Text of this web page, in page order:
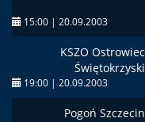
15:00 | 20.09.2003
KSZO Ostrowiec
Świętokrzyski
19:00 | 20.09.2003
Pogoń Szczecin